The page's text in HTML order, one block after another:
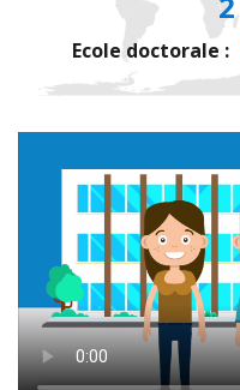
Ecole doctorale :